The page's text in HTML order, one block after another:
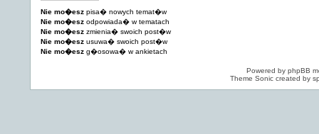
Nie mo�esz pisa� nowych temat�w
Nie mo�esz odpowiada� w tematach
Nie mo�esz zmienia� swoich post�w
Nie mo�esz usuwa� swoich post�w
Nie mo�esz g�osowa� w ankietach
Powered by phpBB
Theme Sonic created by